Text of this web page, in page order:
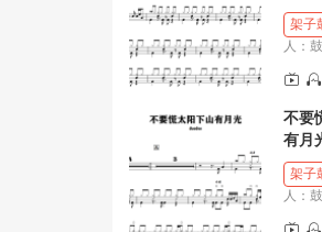
架子
人：
不要
有月
架子
人：